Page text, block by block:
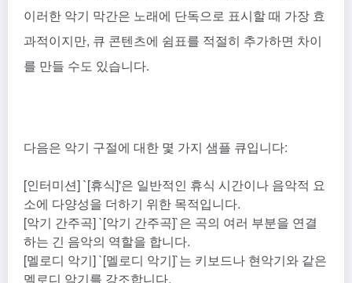
이러한 악기 막간은 노래에 단독으로 표시할 때 가장 효
과적이지만, 큐 콘텐츠에 쉼표를 적절히 추가하면 차이
를 만들 수도 있습니다.
다음은 악기 구절에 대한 몇 가지 샘플 큐입니다:
[인터미션] `[휴식]'은 일반적인 휴식 시간이나 음악적 요
소에 다양성을 더하기 위한 목적입니다.
[악기 간주곡] `[악기 간주곡]`은 곡의 여러 부분을 연결
하는 긴 음악의 역할을 합니다.
[멜로디 악기] `[멜로디 악기]`는 키보드나 현악기와 같은
멜로디 악기를 강조합니다.